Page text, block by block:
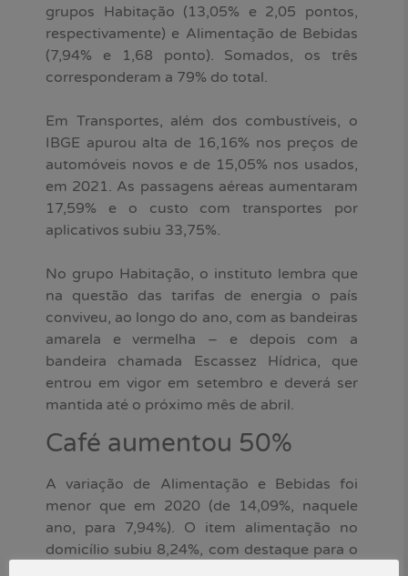
grupos Habitação (13,05% e 2,05 pontos,
respectivamente) e Alimentação de Bebidas
(7,94% e 1,68 ponto). Somados, os três
corresponderam a 79% do total.
Em Transportes, além dos combustíveis, o
IBGE apurou alta de 16,16% nos preços de
automóveis novos e de 15,05% nos usados,
em 2021. As passagens aéreas aumentaram
17,59% e o custo com transportes por
aplicativos subiu 33,75%.
No grupo Habitação, o instituto lembra que
na questão das tarifas de energia o país
conviveu, ao longo do ano, com as bandeiras
amarela e vermelha – e depois com a
bandeira chamada Escassez Hídrica, que
entrou em vigor em setembro e deverá ser
mantida até o próximo mês de abril.
Café aumentou 50%
A variação de Alimentação e Bebidas foi
menor que em 2020 (de 14,09%, naquele
ano, para 7,94%). O item alimentação no
domicílio subiu 8,24%, com destaque para o